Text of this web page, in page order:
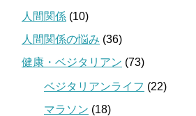
人間関係 (10)
人間関係の悩み (36)
健康・ベジタリアン (73)
ベジタリアンライフ (22)
マラソン (18)